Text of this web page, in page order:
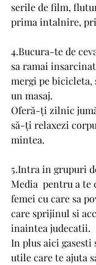
serile de film,
prima intalnire,
4.Bucura-te de
sa ramai
mergi pe bicicleta,
un masaj.
Oferă-ți zilnic
să-ți relaxezi
mintea.
5.Intra in grupuri
Media  pentru a te
femei cu care sa
care sprijinul si
inaintea judecatii.
In plus aici
utile care te ajuta